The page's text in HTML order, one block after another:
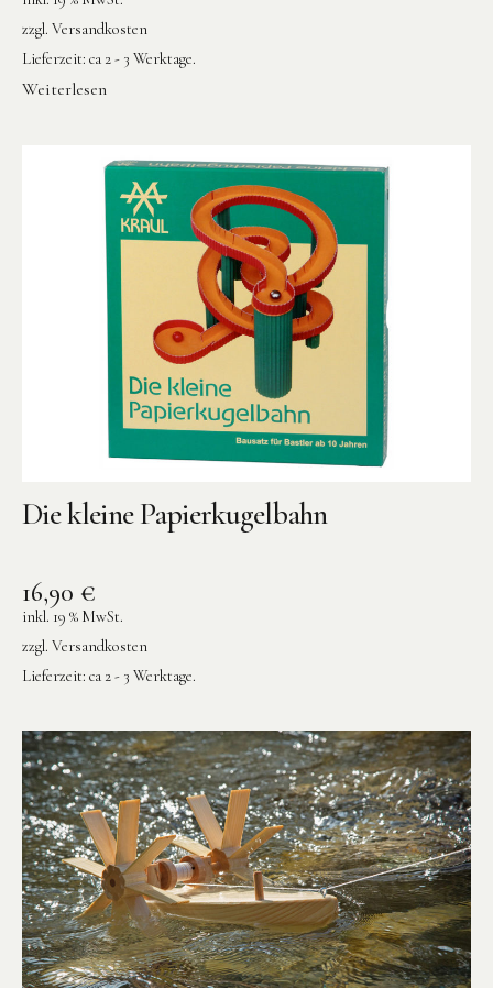
InstagramPinterest
zzgl. Versandkosten
Lieferzeit: ca 2 - 3 Werktage.
Weiterlesen
Die kleine Papierkugelbahn
16,90 €
inkl. 19 % MwSt.
zzgl. Versandkosten
Lieferzeit: ca 2 - 3 Werktage.